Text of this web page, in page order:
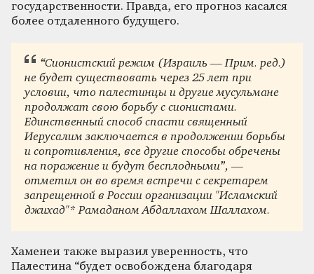
государственности. Правда, его прогноз касался
более отдаленного будущего.
“Сионистский режим (Израиль — Прим. ред.)
не будет существовать через 25 лет при
условии, что палестинцы и другие мусульмане
продолжат свою борьбу с сионистами.
Единственный способ спасти священный
Иерусалим заключается в продолжении борьбы
и сопротивления, все другие способы обречены
на поражение и будут бесплодными”, —
отметил он во время встречи с секретарем
запрещенной в России организации "Исламский
джихад"* Рамаданом Абдаллахом Шаллахом.
Хаменеи также выразил уверенность, что
Палестина “будет освобождена благодаря